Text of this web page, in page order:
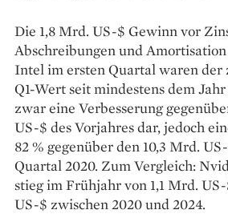
Die 1,8 Mrd. US-$ Gewinn vor
Abschreibungen und
Intel im ersten Quartal waren der
Q1-Wert seit mindestens dem
zwar eine Verbesserung
US-$ des Vorjahres dar, jedoch
82 % gegenüber den 10,3 Mrd.
Quartal 2020. Zum Vergleich:
stieg im Frühjahr von 1,1 Mrd.
US-$ zwischen 2020 und 2024.